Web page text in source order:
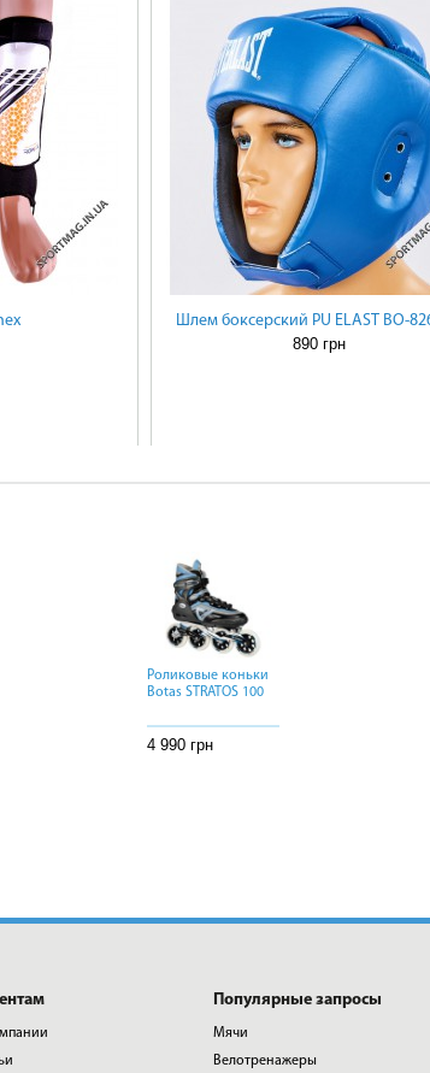
Шлем боксерский PU ELAST BO-
890 грн
Роликовые коньки
Botas STRATOS 100
4 990 грн
Популярные запросы
Мячи
Велотренажеры